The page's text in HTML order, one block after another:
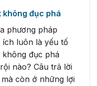
không đục phá
phương pháp
luôn là yếu tố
đục phá
nào? Câu trả lời
còn ở những lợi